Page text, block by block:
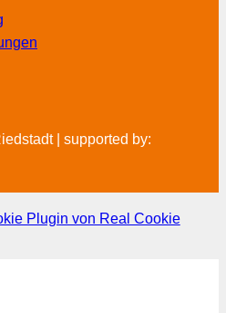
| supported by:
Plugin von Real Cookie